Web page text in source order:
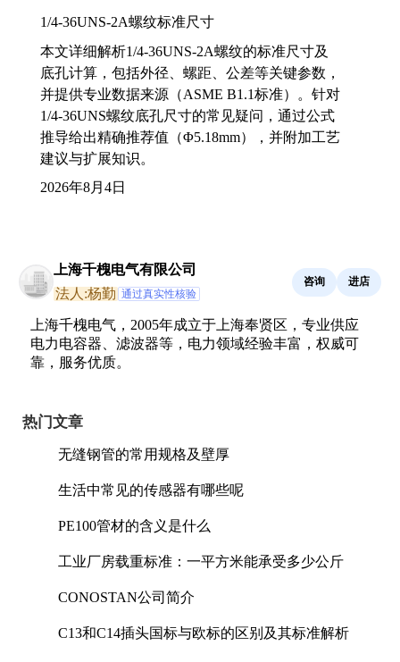
1/4-36UNS-2A螺纹标准尺寸
本文详细解析1/4-36UNS-2A螺纹的标准尺寸及
底孔计算，包括外径、螺距、公差等关键参数，
并提供专业数据来源（ASME B1.1标准）。针对
1/4-36UNS螺纹底孔尺寸的常见疑问，通过公式
推导给出精确推荐值（Φ5.18mm），并附加工艺
建议与扩展知识。
2026年8月4日
上海千槐电气有限公司
法人:杨勤 通过真实性核验
咨询 进店
上海千槐电气，2005年成立于上海奉贤区，专业供应
电力电容器、滤波器等，电力领域经验丰富，权威可
靠，服务优质。
热门文章
无缝钢管的常用规格及壁厚
生活中常见的传感器有哪些呢
PE100管材的含义是什么
工业厂房载重标准：一平方米能承受多少公斤
CONOSTAN公司简介
C13和C14插头国标与欧标的区别及其标准解析